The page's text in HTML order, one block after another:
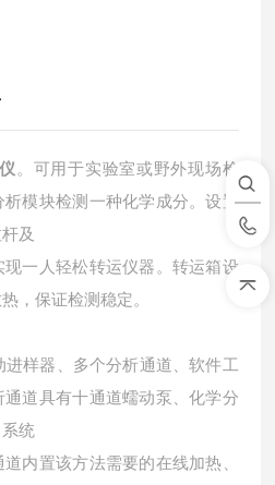
。可用于实验室或野外现场检
模块检测一种化学成分。设置
及
一人轻松转运仪器。转运箱设
，保证检测稳定。
进样器、多个分析通道、软件工
道具有十通道蠕动泵、化学分
统
内置该方法需要的在线加热、